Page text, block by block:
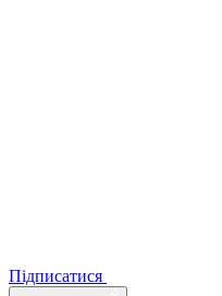
Підписатися